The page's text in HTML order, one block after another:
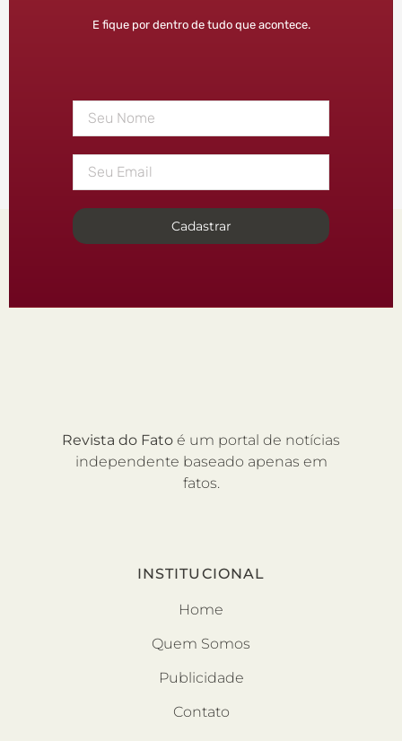
E fique por dentro de tudo que acontece.
Cadastrar
Revista do Fato é um portal de notícias
independente baseado apenas em
fatos.
INSTITUCIONAL
Home
Quem Somos
Publicidade
Contato